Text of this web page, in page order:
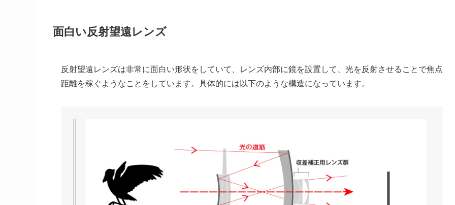
面白い反射望遠レンズ
反射望遠レンズは非常に面白い形状をしていて、レンズ内部に鏡を設置して、光を反射させることで焦点
距離を稼ぐようなことをしています。具体的には以下のような構造になっています。